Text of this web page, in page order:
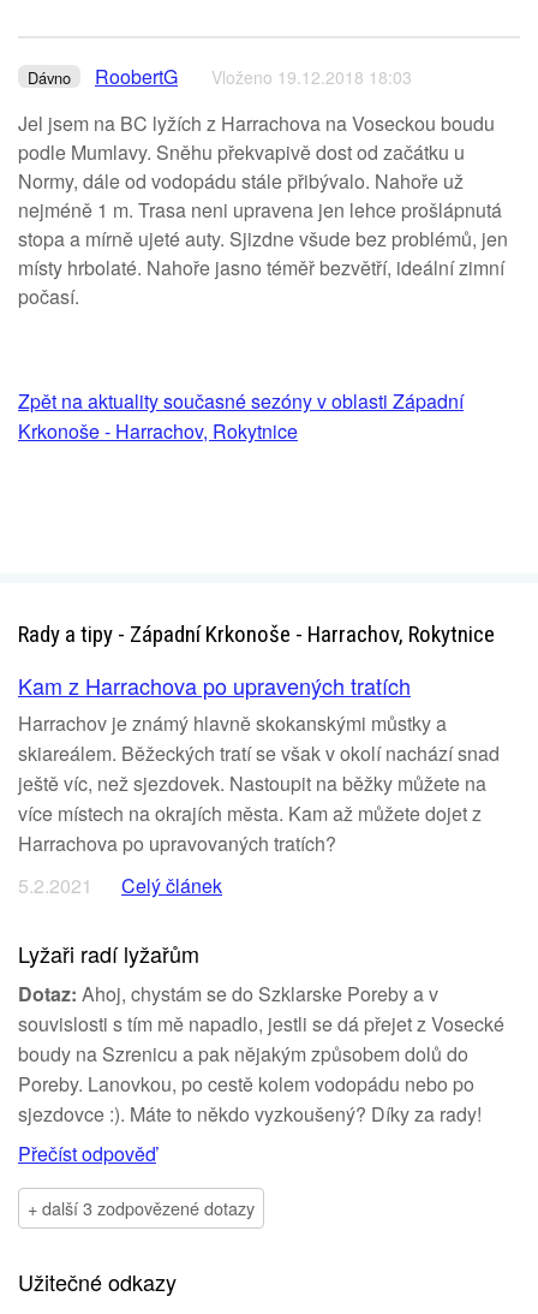
Dávno RoobertG Vloženo 19.12.2018 18:03
Jel jsem na BC lyžích z Harrachova na Voseckou boudu
podle Mumlavy. Sněhu překvapivě dost od začátku u
Normy, dále od vodopádu stále přibývalo. Nahoře už
nejméně 1 m. Trasa neni upravena jen lehce prošlápnutá
stopa a mírně ujeté auty. Sjizdne všude bez problémů, jen
místy hrbolaté. Nahoře jasno téměř bezvětří, ideální zimní
počasí.
Zpět na aktuality současné sezóny v oblasti Západní
Krkonoše - Harrachov, Rokytnice
Rady a tipy - Západní Krkonoše - Harrachov, Rokytnice
Kam z Harrachova po upravených tratích
Harrachov je známý hlavně skokanskými můstky a
skiareálem. Běžeckých tratí se však v okolí nachází snad
ještě víc, než sjezdovek. Nastoupit na běžky můžete na
více místech na okrajích města. Kam až můžete dojet z
Harrachova po upravovaných tratích?
5.2.2021
Celý článek
Lyžaři radí lyžařům
Dotaz: Ahoj, chystám se do Szklarske Poreby a v
souvislosti s tím mě napadlo, jestli se dá přejet z Vosecké
boudy na Szrenicu a pak nějakým způsobem dolů do
Poreby. Lanovkou, po cestě kolem vodopádu nebo po
sjezdovce :). Máte to někdo vyzkoušený? Díky za rady!
Přečíst odpověď
+ další 3 zodpovězené dotazy
Užitečné odkazy